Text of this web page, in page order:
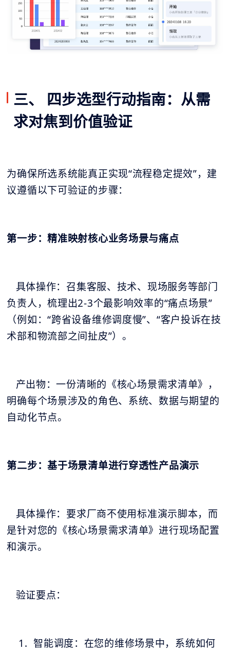
三、 四步选型行动指南：从需
求对焦到价值验证
为确保所选系统能真正实现“流程稳定提效”，建
议遵循以下可验证的步骤：
第一步：精准映射核心业务场景与痛点
具体操作：召集客服、技术、现场服务等部门
负责人，梳理出2-3个最影响效率的“痛点场景”
（例如：“跨省设备维修调度慢”、“客户投诉在技
术部和物流部之间扯皮”）。
产出物：一份清晰的《核心场景需求清单》，
明确每个场景涉及的角色、系统、数据与期望的
自动化节点。
第二步：基于场景清单进行穿透性产品演示
具体操作：要求厂商不使用标准演示脚本，而
是针对您的《核心场景需求清单》进行现场配置
和演示。
验证要点：
1. 智能调度：在您的维修场景中，系统如何